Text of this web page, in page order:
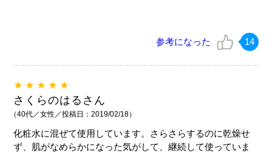
参考になった 14
★★★★★
さくらのはるさん
（40代／女性／投稿日：2019/02/18）
化粧水に混ぜて使用しています。さらさらするのに乾燥せ
ず、肌がなめらかになった気がして、継続して使っていま